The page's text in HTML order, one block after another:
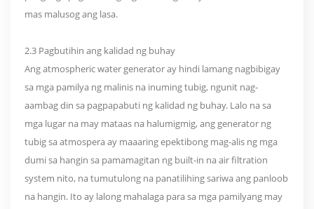
mas malusog ang lasa.
2.3 Pagbutihin ang kalidad ng buhay
Ang atmospheric water generator ay hindi lamang nagbibigay
sa mga pamilya ng malinis na inuming tubig, ngunit nag-
aambag din sa pagpapabuti ng kalidad ng buhay. Lalo na sa
mga lugar na may mataas na halumigmig, ang generator ng
tubig sa atmospera ay maaaring epektibong mag-alis ng mga
dumi sa hangin sa pamamagitan ng built-in na air filtration
system nito, na tumutulong na panatilihing sariwa ang panloob
na hangin. Ito ay lalong mahalaga para sa mga pamilyang may